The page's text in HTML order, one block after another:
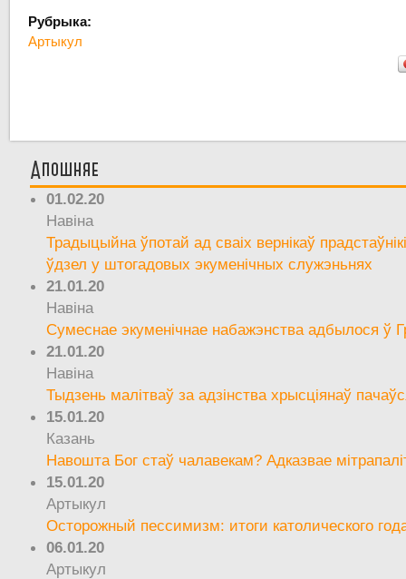
Рубрыка:
Артыкул
Апошняе
01.02.20
Навіна
Традыцыйна ўпотай ад сваіх вернікаў
ўдзел у штогадовых экуменічных служэньнях
21.01.20
Навіна
Сумеснае экуменічнае набажэнства адбылося ў
21.01.20
Навіна
Тыдзень малітваў за адзінства хрысціянаў
15.01.20
Казань
Навошта Бог стаў чалавекам? Адказвае
15.01.20
Артыкул
Осторожный пессимизм: итоги католического
06.01.20
Артыкул